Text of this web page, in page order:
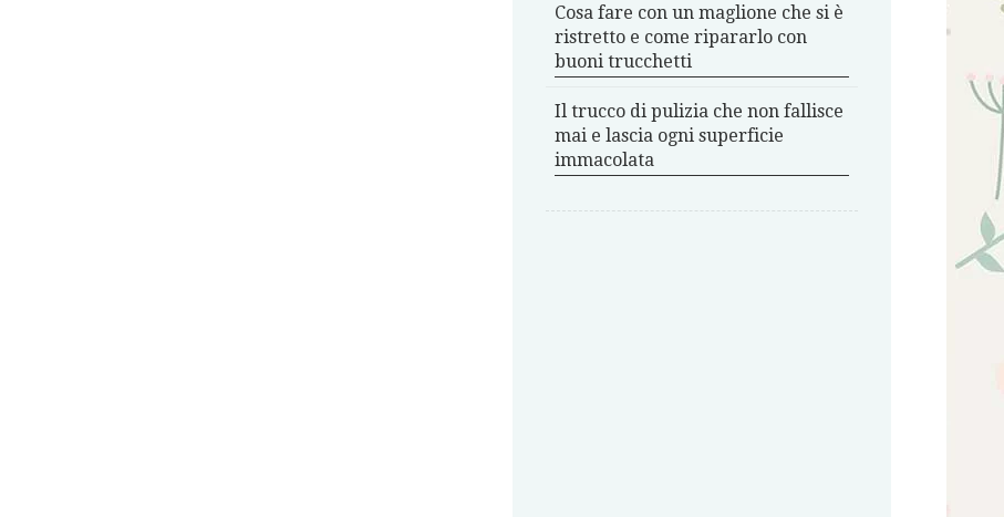
Cosa fare con un maglione che si è
ristretto e come ripararlo con
buoni trucchetti
Il trucco di pulizia che non fallisce
mai e lascia ogni superficie
immacolata